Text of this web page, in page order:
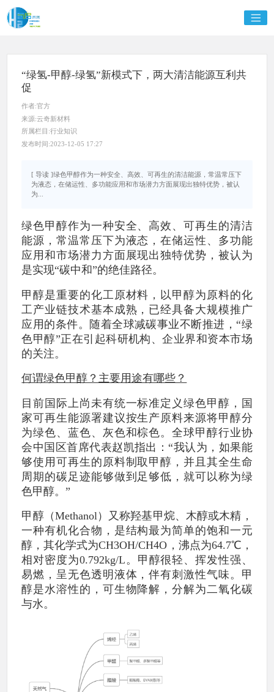
“绿氢-甲醇-绿氢”新模式下，两大清洁能源互利共
促
作者:官方
来源:云奇新材料
所属栏目:行业知识
发布时间:2023-12-05 17:27
[ 导读 ]绿色甲醇作为一种安全、高效、可再生的清洁能源，常温常压下
为液态，在储运性、多功能应用和市场潜力方面展现出独特优势，被认
为...
绿色甲醇作为一种安全、高效、可再生的清洁
能源，常温常压下为液态，在储运性、多功能
应用和市场潜力方面展现出独特优势，被认为
是实现“碳中和”的绝佳路径。
甲醇是重要的化工原材料，以甲醇为原料的化
工产业链技术基本成熟，已经具备大规模推广
应用的条件。随着全球减碳事业不断推进，“绿
色甲醇”正在引起科研机构、企业界和资本市场
的关注。
何谓绿色甲醇？主要用途有哪些？
目前国际上尚未有统一标准定义绿色甲醇，国
家可再生能源署建议按生产原料来源将甲醇分
为绿色、蓝色、灰色和棕色。全球甲醇行业协
会中国区首席代表赵凯指出：“我认为，如果能
够使用可再生的原料制取甲醇，并且其全生命
周期的碳足迹能够做到足够低，就可以称为绿
色甲醇。”
甲醇（Methanol）又称羟基甲烷、木醇或木精，
一种有机化合物，是结构最为简单的饱和一元
醇，其化学式为CH3OH/CH4O，沸点为64.7℃，
相对密度为0.792kg/L。甲醇很轻、挥发性强、
易燃，呈无色透明液体，伴有刺激性气味。甲
醇是水溶性的，可生物降解，分解为二氧化碳
与水。